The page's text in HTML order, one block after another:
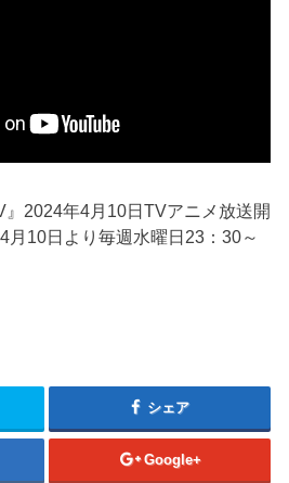
』2024年4月10日TVアニメ放送開
月10日より毎週水曜日23：30～
シェア
Google+